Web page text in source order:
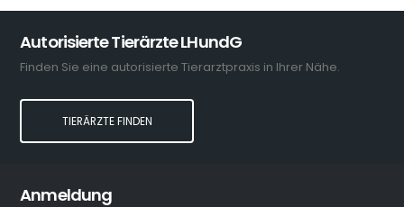
Autorisierte Tierärzte LHundG
Finden Sie eine autorisierte Tierarztpraxis in Ihrer Nähe.
TIERÄRZTE FINDEN
Anmeldung